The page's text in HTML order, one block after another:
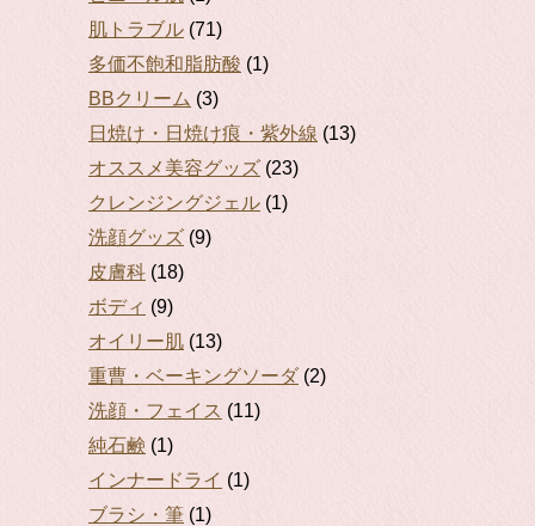
肌トラブル (71)
多価不飽和脂肪酸 (1)
BBクリーム (3)
日焼け・日焼け痕・紫外線 (13)
オススメ美容グッズ (23)
クレンジングジェル (1)
洗顔グッズ (9)
皮膚科 (18)
ボディ (9)
オイリー肌 (13)
重曹・ベーキングソーダ (2)
洗顔・フェイス (11)
純石鹸 (1)
インナードライ (1)
ブラシ・筆 (1)